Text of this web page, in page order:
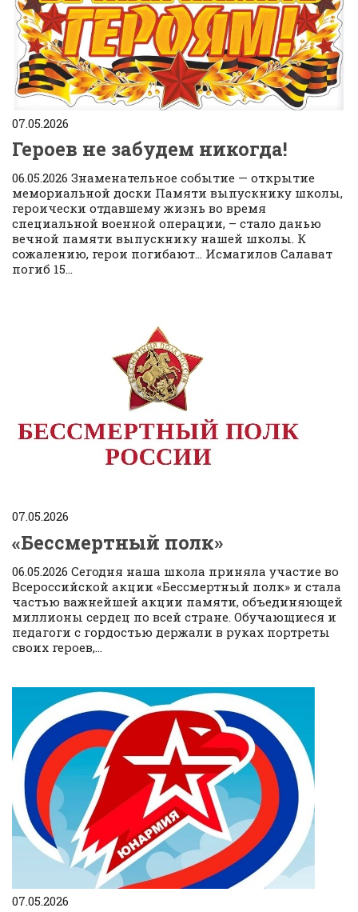
07.05.2026
Героев не забудем никогда!
06.05.2026 Знаменательное событие — открытие
мемориальной доски Памяти выпускнику школы,
героически отдавшему жизнь во время
специальной военной операции, – стало данью
вечной памяти выпускнику нашей школы. К
сожалению, герои погибают… Исмагилов Салават
погиб 15...
07.05.2026
«Бессмертный полк»
06.05.2026 Сегодня наша школа приняла участие во
Всероссийской акции «Бессмертный полк» и стала
частью важнейшей акции памяти, объединяющей
миллионы сердец по всей стране. Обучающиеся и
педагоги с гордостью держали в руках портреты
своих героев,...
07.05.2026